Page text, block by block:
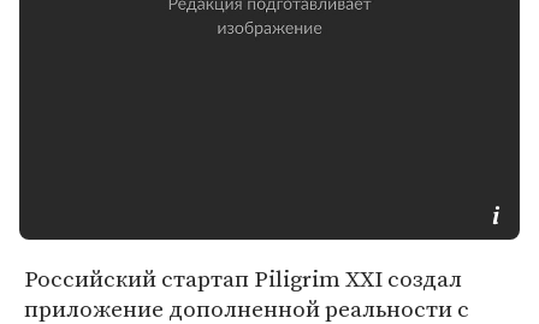
Российский стартап Piligrim XXI создал
приложение дополненной реальности с